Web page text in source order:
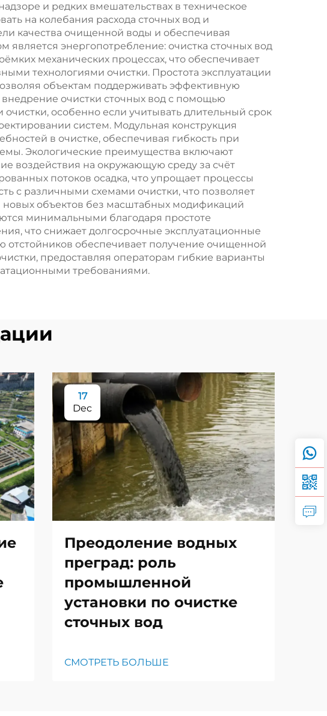
и редких вмешательствах в техническое
на колебания расхода сточных вод и
качества очищенной воды и обеспечивая
энергопотребление: очистка сточных вод
механических процессах, что обеспечивает
технологиями очистки. Простота эксплуатации
объектам поддерживать эффективную
очистки сточных вод с помощью
особенно если учитывать длительный срок
систем. Модульная конструкция
в очистке, обеспечивая гибкость при
Экологические преимущества включают
воздействия на окружающую среду за счёт
потоков осадка, что упрощает процессы
с различными схемами очистки, что позволяет
объектов без масштабных модификаций
минимальными благодаря простоте
что снижает долгосрочные эксплуатационные
обеспечивает получение очищенной
предоставляя операторам гибкие варианты
требованиями.
17
Dec
Преодоление водных
преград: роль
промышленной
установки по очистке
сточных вод
СМОТРЕТЬ БОЛЬШЕ